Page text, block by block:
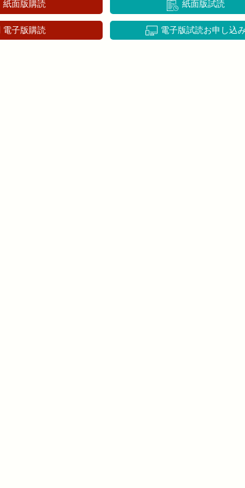
紙面版購読 紙面版試読
電子版購読 電子版試読お申し込み